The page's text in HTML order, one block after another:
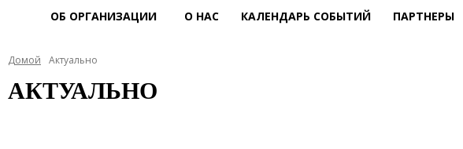
ОБ ОРГАНИЗАЦИИ О НАС КАЛЕНДАРЬ СОБЫТИЙ ПАРТНЕРЫ
Домой Актуально
АКТУАЛЬНО